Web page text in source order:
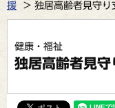
援
独居高齢者見守り
健康・福祉
独居高齢者見守